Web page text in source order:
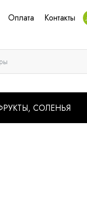
Оплата Контакты
СОЛЕНЬЯ